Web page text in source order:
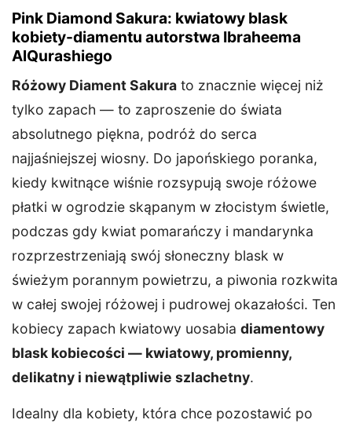
Pink Diamond Sakura: kwiatowy blask
kobiety-diamentu autorstwa Ibraheema
AlQurashiego
Różowy Diament Sakura to znacznie więcej niż
tylko zapach — to zaproszenie do świata
absolutnego piękna, podróż do serca
najjaśniejszej wiosny. Do japońskiego poranka,
kiedy kwitnące wiśnie rozsypują swoje różowe
płatki w ogrodzie skąpanym w złocistym świetle,
podczas gdy kwiat pomarańczy i mandarynka
rozprzestrzeniają swój słoneczny blask w
świeżym porannym powietrzu, a piwonia rozkwita
w całej swojej różowej i pudrowej okazałości. Ten
kobiecy zapach kwiatowy uosabia diamentowy
blask kobiecości — kwiatowy, promienny,
delikatny i niewątpliwie szlachetny.
Idealny dla kobiety, która chce pozostawić po